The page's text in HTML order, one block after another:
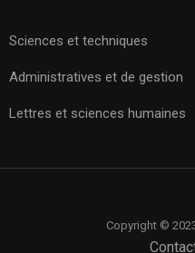
Sciences et techniques
Administratives et de gestion
Lettres et sciences humaines
Copyright ©